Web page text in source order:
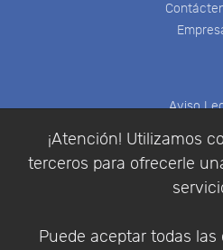
¡Atención! Utilizamos
terceros para ofrecerle
Puede aceptar todas
Aviso
Política de
Condiciones